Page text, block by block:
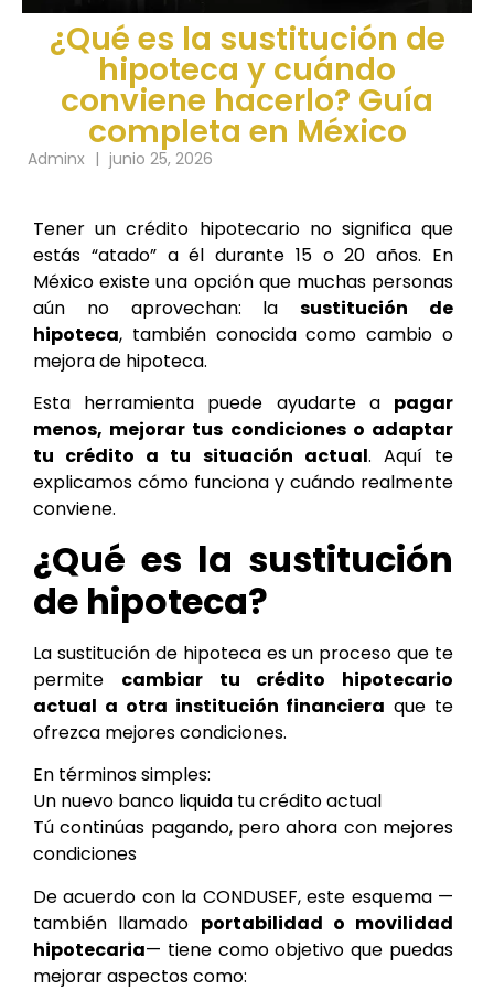
¿Qué es la sustitución de
hipoteca y cuándo
conviene hacerlo? Guía
completa en México
Adminx | junio 25, 2026
Tener un crédito hipotecario no significa que
estás “atado” a él durante 15 o 20 años. En
México existe una opción que muchas personas
aún no aprovechan: lasustitución de
hipoteca, también conocida como cambio o
mejora de hipoteca.
Esta herramienta puede ayudarte a pagar
menos, mejorar tus condiciones o adaptar
tu crédito a tu situación actual. Aquí te
explicamos cómo funciona y cuándo realmente
conviene.
¿Qué es la sustitución
de hipoteca?
La sustitución de hipoteca es un proceso que te
permite cambiar tu crédito hipotecario
actual a otra institución financiera que te
ofrezca mejores condiciones.
En términos simples:
Un nuevo banco liquida tu crédito actual
Tú continúas pagando, pero ahora con mejores
condiciones
De acuerdo con la CONDUSEF, este esquema —
también llamado portabilidad o movilidad
hipotecaria— tiene como objetivo que puedas
mejorar aspectos como: